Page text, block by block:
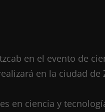
en el evento de
en la ciudad de
en ciencia y